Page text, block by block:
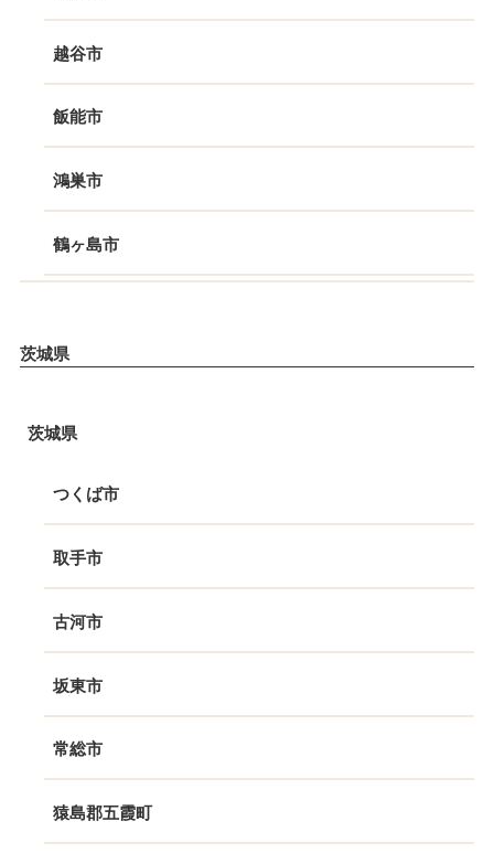
越谷市
飯能市
鴻巣市
鶴ヶ島市
茨城県
茨城県
つくば市
取手市
古河市
坂東市
常総市
猿島郡五霞町